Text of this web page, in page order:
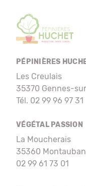
PÉPINIÈRES
Les Creulais
35370 Gennes-
Tél. 02 99 96 97 31
VÉGÉTAL PASSION
La Moucherais
35360
02 99 61 73 01